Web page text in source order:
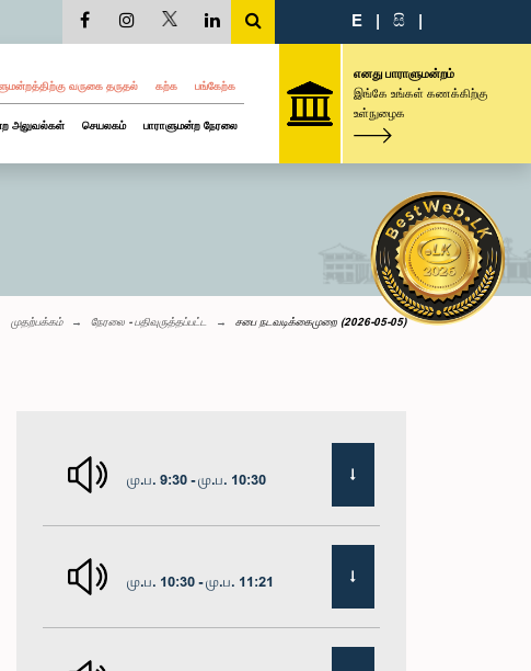
E | සි |
வருகை தருதல் கற்க பங்கேற்க
அலுவல்கள் செயலகம் பாராளுமன்ற நேரலை
எனது பாராளுமன்றம்
இங்கே உங்கள் கணக்கிற்கு
உள்நுழைக
முதற்பக்கம் நேரலை - பதிவுருத்தப்பட்ட சபை நடவடிக்கைமுறை (2026-05-05)
மு.ப. 9:30 - மு.ப. 10:30
மு.ப. 10:30 - மு.ப. 11:21